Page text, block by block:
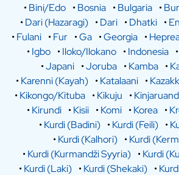
•Bini/Edo •Bosnia •Bulgaria •
•Dari (Hazaragi) •Dari •Dhatki •
•Fulani •Fur •Ga •Georgia •
•Igbo •Iloko/Ilokano •Indonesia •
•Japani •Joruba •Kamba •
•Karenni (Kayah) •Katalaani •
•Kikongo/Kituba •Kikuju •
•Kirundi •Kisii •Komi •Korea •
•Kurdi (Badini) •Kurdi (Feili) •
•Kurdi (Kalhori) •Kurdi
•Kurdi (Kurmandži Syyria) •Kurdi
•Kurdi (Laki) •Kurdi (Shekaki) •